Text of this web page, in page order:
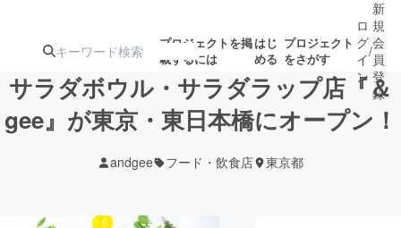
プロジェクトを掲
載するには
はじ
める
プロジェクト
をさがす
ターン
ジェクト
募集終了が近いプ
ロジェクト
ロ
グ
イ
ン
/
新
規
会
員
登
録
サラダボウル・サラダラップ店『＆
gee』が東京・東日本橋にオープン！
andgee フード・飲食店 東京都